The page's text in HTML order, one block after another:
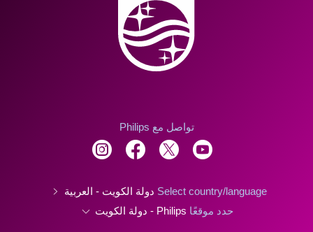
تواصل مع Philips
Select country/language دولة الكويت - العربية
حدد موقعًاPhilips - دولة الكويت